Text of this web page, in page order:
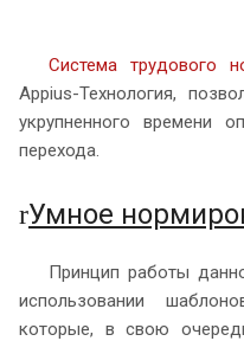
Система трудового
Appius-Технология,
укрупненного времени
перехода.
rУмное
Принцип работы
использовании
которые, в свою